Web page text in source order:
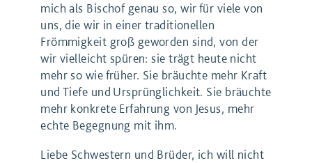
mich als Bischof genau so, wir für viele von
uns, die wir in einer traditionellen
Frömmigkeit groß geworden sind, von der
wir vielleicht spüren: sie trägt heute nicht
mehr so wie früher. Sie bräuchte mehr Kraft
und Tiefe und Ursprünglichkeit. Sie bräuchte
mehr konkrete Erfahrung von Jesus, mehr
echte Begegnung mit ihm.
Liebe Schwestern und Brüder, ich will nicht